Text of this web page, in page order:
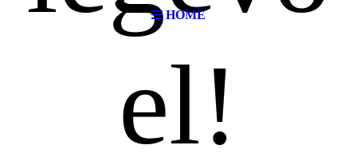
HOME
el!